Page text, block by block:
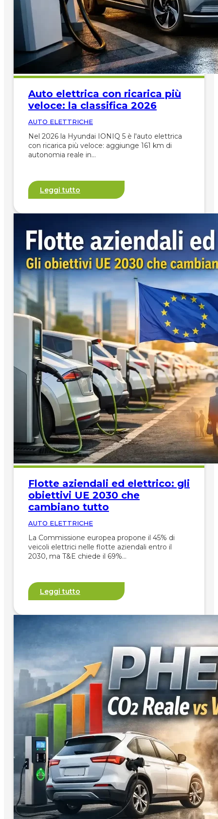
Auto elettrica con ricarica più
veloce: la classifica 2026
AUTO ELETTRICHE
Nel 2026 la Hyundai IONIQ 5 è l'auto elettrica
con ricarica più veloce: aggiunge 161 km di
autonomia reale in…
Leggi tutto
Flotte aziendali ed elettrico: gli
obiettivi UE 2030 che
cambiano tutto
AUTO ELETTRICHE
La Commissione europea propone il 45% di
veicoli elettrici nelle flotte aziendali entro il
2030, ma T&E chiede il 69%…
Leggi tutto